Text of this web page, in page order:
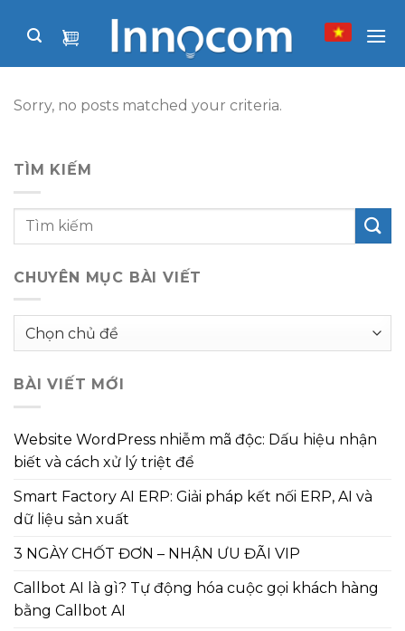
Sorry, no posts matched your criteria.
TÌM KIẾM
CHUYÊN MỤC BÀI VIẾT
Chuyên
viết
BÀI VIẾT MỚI
Website WordPress nhiễm mã độc: Dấu hiệu nhận
biết và cách xử lý triệt để
Smart Factory AI ERP: Giải pháp kết nối ERP, AI và
dữ liệu sản xuất
3 NGÀY CHỐT ĐƠN – NHẬN ƯU ĐÃI VIP
Callbot AI là gì? Tự động hóa cuộc gọi khách hàng
bằng Callbot AI